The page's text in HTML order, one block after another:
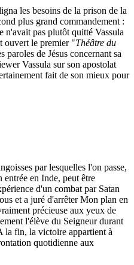
les besoins de la prison de la
plus grand commandement :
n'avait pas plutôt quitté Vassula
ouvert le premier "Théâtre du
de Jésus concernant sa
Vassula sur son apostolat
fait de son mieux pour
par lesquelles l'on passe,
en Inde, peut être
d'un combat par Satan
et a juré d'arrêter Mon plan en
précieuse aux yeux de
l'élève du Seigneur durant
la fin, la victoire appartient à
quotidienne aux